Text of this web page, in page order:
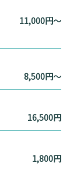
11,000円～
8,500円～
16,500円
1,800円